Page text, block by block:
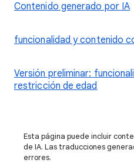
Contenido generado por IA
funcionalidad y contenido
Versión preliminar:
restricción de edad
Esta página puede incluir
de IA. Las traducciones
errores.